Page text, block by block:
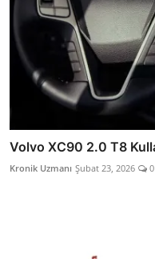
Volvo XC90 2.0 T8
Kronik Uzmanı Şubat 23, 2026 0